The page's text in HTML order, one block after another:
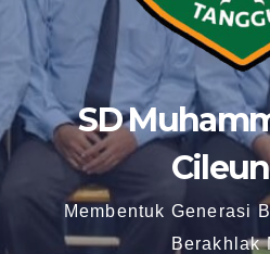
SD
Membentuk Generasi
Berakhlak